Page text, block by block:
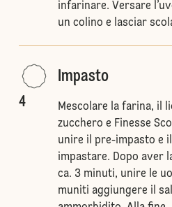
infarinare. Versare
un colino e lasciar
4
Impasto
Mescolare la farina, il
zucchero e Finesse
unire il pre-impasto e
impastare. Dopo aver
ca. 3 minuti, unire le
muniti aggiungere il